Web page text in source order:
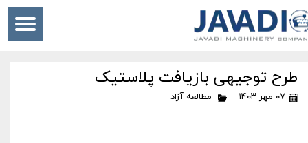
طرح توجیهی بازیافت پلاستیک
۰۷ مهر ۱۴۰۳ مطالعه آزاد